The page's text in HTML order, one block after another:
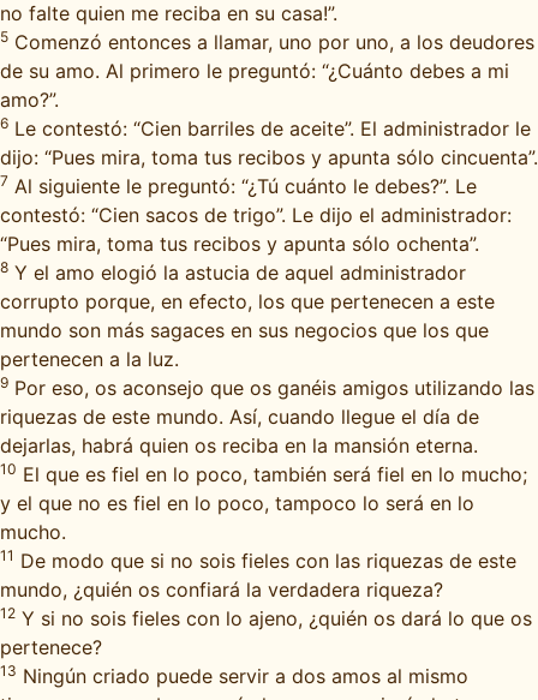
no falte quien me reciba en su casa!”.
5 Comenzó entonces a llamar, uno por uno, a los deudores
de su amo. Al primero le preguntó: “¿Cuánto debes a mi
amo?”.
6 Le contestó: “Cien barriles de aceite”. El administrador le
dijo: “Pues mira, toma tus recibos y apunta sólo cincuenta”.
7 Al siguiente le preguntó: “¿Tú cuánto le debes?”. Le
contestó: “Cien sacos de trigo”. Le dijo el administrador:
“Pues mira, toma tus recibos y apunta sólo ochenta”.
8 Y el amo elogió la astucia de aquel administrador
corrupto porque, en efecto, los que pertenecen a este
mundo son más sagaces en sus negocios que los que
pertenecen a la luz.
9 Por eso, os aconsejo que os ganéis amigos utilizando las
riquezas de este mundo. Así, cuando llegue el día de
dejarlas, habrá quien os reciba en la mansión eterna.
10 El que es fiel en lo poco, también será fiel en lo mucho;
y el que no es fiel en lo poco, tampoco lo será en lo
mucho.
11 De modo que si no sois fieles con las riquezas de este
mundo, ¿quién os confiará la verdadera riqueza?
12 Y si no sois fieles con lo ajeno, ¿quién os dará lo que os
pertenece?
13 Ningún criado puede servir a dos amos al mismo